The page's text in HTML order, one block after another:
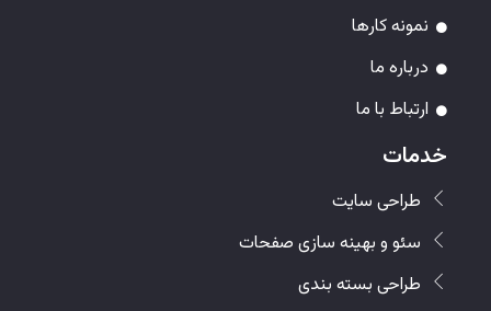
نمونه کارها
درباره ما
ارتباط با ما
خدمات
طراحی سایت
سئو و بهینه سازی صفحات
طراحی بسته بندی